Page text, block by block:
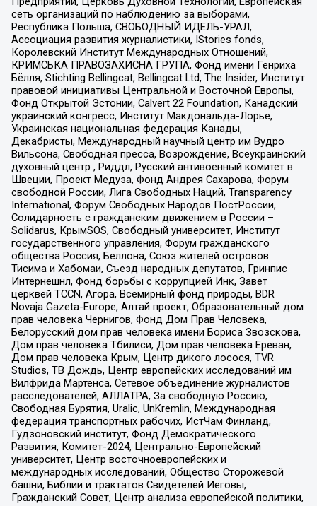
сеть организаций по наблюдению за выборами,
Республика Польша, СВОБОДНЫЙ ИДЕЛЬ-УРАЛ,
Ассоциация развития журналистики, IStories fonds,
Королевский Институт Международных Отношений,
КРИМСЬКА ПРАВОЗАХИСНА ГРУПА, Фонд имени Генриха
Бёлля, Stichting Bellingcat, Bellingcat Ltd, The Insider, Институт
правовой инициативы Центральной и Восточной Европы,
Фонд Открытой Эстонии, Calvert 22 Foundation, Канадский
украинский конгресс, Институт Макдональда-Лорье,
Украинская национальная федерация Канады,
Декабристы, Международный научный центр им Вудро
Вильсона, Свободная пресса, Возрождение, Всеукраинский
духовный центр , Риддл, Русский антивоенный комитет в
Швеции, Проект Медуза, Фонд Андрея Сахарова, Форум
свободной России, Лига Свободных Наций, Transparеncy
International, Форум Свободных Народов ПостРоссии,
Солидарность с гражданским движением в России –
Solidarus, КрымSOS, Свободный университет, Институт
государственного управления, Форум гражданского
общества Россия, Беллона, Союз жителей островов
Тисима и Хабомаи, Съезд народных депутатов, Гринпис
Интернешнл, Фонд борьбы с коррупцией Инк, Завет
церквей TCCN, Агора, Всемирный фонд природы, BDR
Novaja Gazeta-Europe, Алтай проект, Образовательный дом
прав человека Чернигов, Фонд Дом Прав Человека,
Белорусский дом прав человека имени Бориса Звозскова,
Дом прав человека Тбилиси, Дом прав человека Ереван,
Дом прав человека Крым, Центр дикого лосося, TVR
Studios, ТВ Дождь, Центр европейских исследований им
Вилфрида Мартенса, Сетевое объединение журналистов
расследователей, АЛЛАТРА, За свободную Россию,
Свободная Бурятия, Uralic, UnKremlin, Международная
федерация транспортных рабочих, ИстЧам Финланд,
Гудзоновский институт, Фонд Демократического
Развития, Комитет-2024, Центрально-Европейский
университет, Центр восточноевропейских и
международных исследований, Общество Сторожевой
башни, Библии и трактатов Свидетелей Иеговы,
Гражданский Совет, Центр анализа европейской политики,